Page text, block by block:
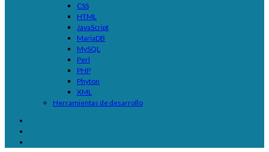
CSS
HTML
JavaScript
MariaDB
MySQL
Perl
PHP
Phyton
XML
Herramientas de desarrollo